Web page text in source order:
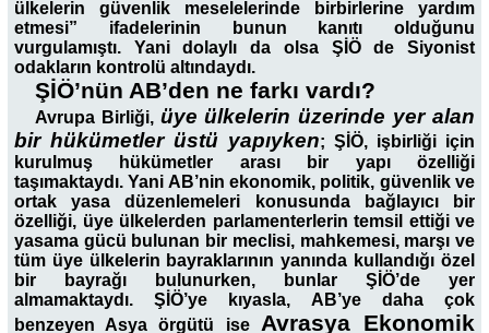
ülkelerin güvenlik meselelerinde birbirlerine yardım
etmesi” ifadelerinin bunun kanıtı olduğunu
vurgulamıştı. Yani dolaylı da olsa ŞİÖ de Siyonist
odakların kontrolü altındaydı.
ŞİÖ’nün AB’den ne farkı vardı?
Avrupa Birliği, üye ülkelerin üzerinde yer alan
bir hükümetler üstü yapıyken; ŞİÖ, işbirliği için
kurulmuş hükümetler arası bir yapı özelliği
taşımaktaydı. Yani AB’nin ekonomik, politik, güvenlik ve
ortak yasa düzenlemeleri konusunda bağlayıcı bir
özelliği, üye ülkelerden parlamenterlerin temsil ettiği ve
yasama gücü bulunan bir meclisi, mahkemesi, marşı ve
tüm üye ülkelerin bayraklarının yanında kullandığı özel
bir bayrağı bulunurken, bunlar ŞİÖ’de yer
almamaktaydı. ŞİÖ’ye kıyasla, AB’ye daha çok
benzeyen Asya örgütü ise Avrasya Ekonomik